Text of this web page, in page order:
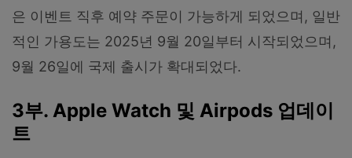
은 이벤트 직후 예약 주문이 가능하게 되었으며, 일반
적인 가용도는 2025년 9월 20일부터 시작되었으며,
9월 26일에 국제 출시가 확대되었다.
3부. Apple Watch 및 Airpods 업데이
트